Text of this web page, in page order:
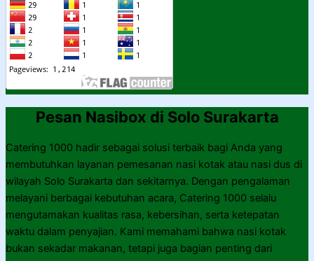
Pesan Nasibox di Solo Surakarta
Catering 1000 hadir sebagai solusi terbaik bagi Anda yang
membutuhkan layanan pemesanan nasi kotak atau nasi dus di
wilayah Solo Surakarta dan sekitarnya. Dengan pengalaman
melayani berbagai kebutuhan acara, Catering 1000 selalu
mengutamakan kualitas rasa, kebersihan, serta ketepatan
waktu dalam penyajian. Kami memahami bahwa nasi kotak
bukan sekadar makanan, tetapi juga bagian penting dari